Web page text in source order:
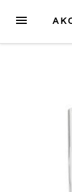
treści
MENU